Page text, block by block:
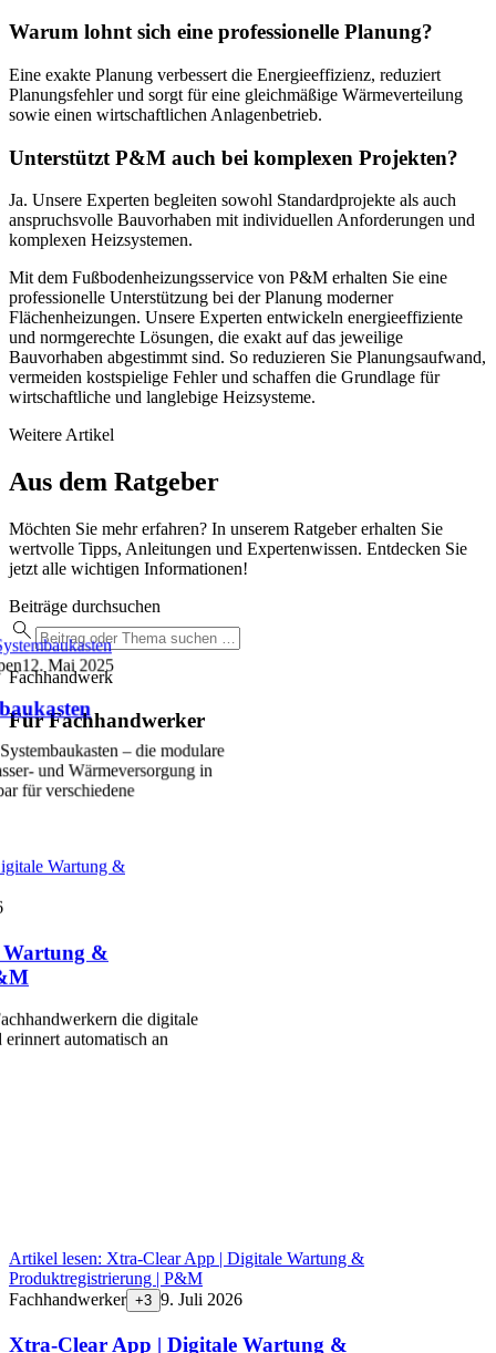
Warum lohnt sich eine professionelle Planung?
Eine exakte Planung verbessert die Energieeffizienz, reduziert
Planungsfehler und sorgt für eine gleichmäßige Wärmeverteilung
sowie einen wirtschaftlichen Anlagenbetrieb.
Unterstützt P&M auch bei komplexen Projekten?
Ja. Unsere Experten begleiten sowohl Standardprojekte als auch
anspruchsvolle Bauvorhaben mit individuellen Anforderungen und
komplexen Heizsystemen.
Mit dem Fußbodenheizungsservice von P&M erhalten Sie eine
professionelle Unterstützung bei der Planung moderner
Flächenheizungen. Unsere Experten entwickeln energieeffiziente
und normgerechte Lösungen, die exakt auf das jeweilige
Bauvorhaben abgestimmt sind. So reduzieren Sie Planungsaufwand,
vermeiden kostspielige Fehler und schaffen die Grundlage für
wirtschaftliche und langlebige Heizsysteme.
Weitere Artikel
Aus dem Ratgeber
Möchten Sie mehr erfahren? In unserem Ratgeber erhalten Sie
wertvolle Tipps, Anleitungen und Expertenwissen. Entdecken Sie
jetzt alle wichtigen Informationen!
Beiträge durchsuchen
Fachhandwerk
Für Fachhandwerker
12. Mai 2025
– die modulare
und Wärmeversorgung in
für verschiedene
Wartung &
Wartung &
die digitale
automatisch an
Artikel lesen: Xtra-Clear App | Digitale Wartung &
Produktregistrierung | P&M
Fachhandwerker +3 9. Juli 2026
Xtra-Clear App | Digitale Wartung &